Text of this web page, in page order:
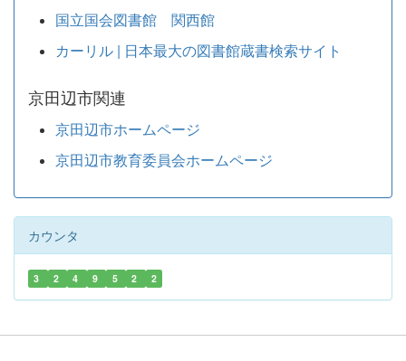
国立国会図書館 関西館
カーリル | 日本最大の図書館蔵書検索サイト
京田辺市関連
京田辺市ホームページ
京田辺市教育委員会ホームページ
カウンタ
3 2 4 9 5 2 2